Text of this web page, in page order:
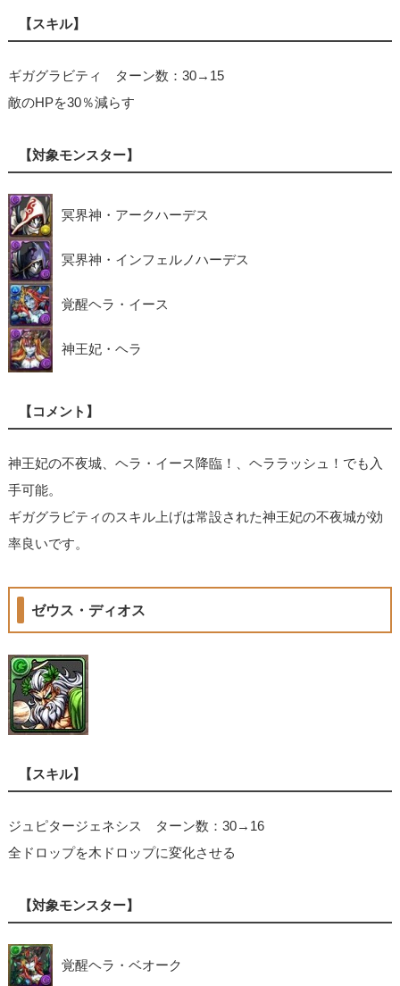
【スキル】
ギガグラビティ ターン数：30→15
敵のHPを30％減らす
【対象モンスター】
冥界神・アークハーデス
冥界神・インフェルノハーデス
覚醒ヘラ・イース
神王妃・ヘラ
【コメント】
神王妃の不夜城、ヘラ・イース降臨！、ヘララッシュ！でも入
手可能。
ギガグラビティのスキル上げは常設された神王妃の不夜城が効
率良いです。
ゼウス・ディオス
【スキル】
ジュピタージェネシス ターン数：30→16
全ドロップを木ドロップに変化させる
【対象モンスター】
覚醒ヘラ・ベオーク